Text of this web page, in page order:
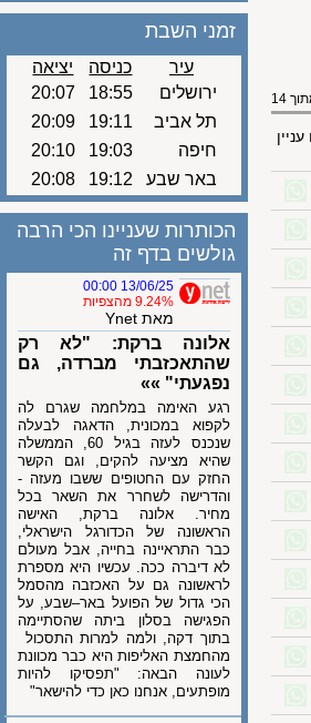
זמני השבת
עיר כניסה
יציאה
ירושלים
18:55
20:07
תל אביב
19:11
20:09
חיפה
19:03
20:10
באר שבע
19:12
20:08
הכותרות שעניינו הכי הרבה
גולשים בדף זה
13/06/25 00:00
9.24% מהצפיות
מאת Ynet
אלונה ברקת: "לא רק
שהתאכזבתי מברדה, גם
נפגעתי" »»
רגע האימה במלחמה שגרם לה
לקפוא במכונית, הדאגה לבעלה
שנכנס לעזה בגיל 60, הממשלה
שהיא מציעה להקים, וגם הקשר
החזק עם החטופים ששבו מעזה -
והדרישה לשחרר את השאר בכל
מחיר. אלונה ברקת, האישה
הראשונה של הכדורגל הישראלי,
כבר התראיינה בחייה, אבל מעולם
לא דיברה ככה. עכשיו היא מספרת
לראשונה גם על האכזבה מהסמל
הכי גדול של הפועל באר–שבע, על
הפגישה בסלון ביתה שהסתיימה
בתוך דקה, ולמה למרות התסכול
מהחמצת האליפות היא כבר מכוונת
לעונה הבאה: "תפסיקו להיות
מופתעים, אנחנו כאן כדי להישאר"